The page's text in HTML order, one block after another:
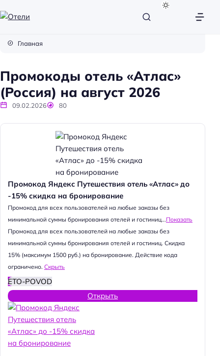
и
Главная
Промокоды отель «Атлас»
(Россия) на август 2026
09.02.2026 80
Промокод Яндекс Путешествия отель «Атлас» до
-15% скидка на бронирование
Промокод для всех пользователей на любые заказы без
минимальной суммы бронирования отелей и гостиниц...Показать
Промокод для всех пользователей на любые заказы без
минимальной суммы бронирования отелей и гостиниц. Скидка
15% (максимум 1500 руб.) на бронирование. Действие кода
ограничено. Скрыть
ETO-POVOD
Открыть